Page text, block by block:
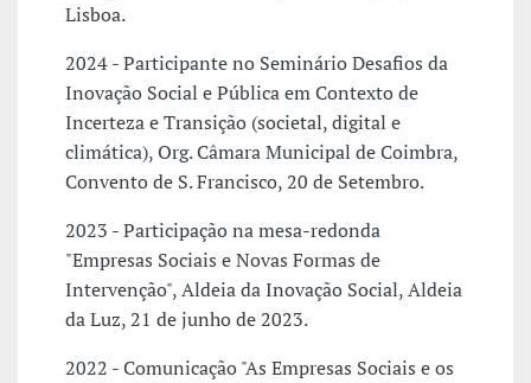
Lisboa.
2024 - Participante no Seminário Desafios da
Inovação Social e Pública em Contexto de
Incerteza e Transição (societal, digital e
climática), Org. Câmara Municipal de Coimbra,
Convento de S. Francisco, 20 de Setembro.
2023 - Participação na mesa-redonda
"Empresas Sociais e Novas Formas de
Intervenção", Aldeia da Inovação Social, Aldeia
da Luz, 21 de junho de 2023.
2022 - Comunicação "As Empresas Sociais e os